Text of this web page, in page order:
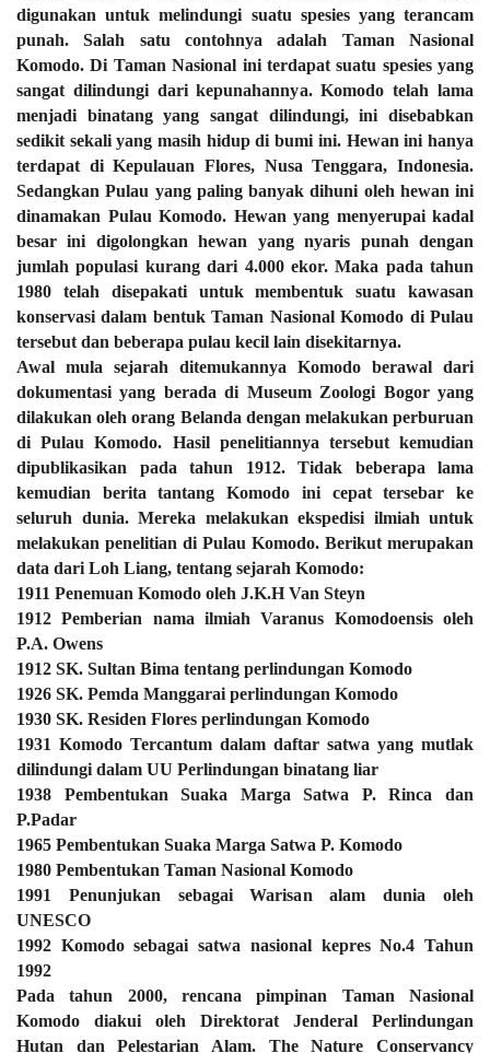
digunakan untuk melindungi suatu spesies yang terancam
punah. Salah satu contohnya adalah Taman Nasional
Komodo. Di Taman Nasional ini terdapat suatu spesies yang
sangat dilindungi dari kepunahannya. Komodo telah lama
menjadi binatang yang sangat dilindungi, ini disebabkan
sedikit sekali yang masih hidup di bumi ini. Hewan ini hanya
terdapat di Kepulauan Flores, Nusa Tenggara, Indonesia.
Sedangkan Pulau yang paling banyak dihuni oleh hewan ini
dinamakan Pulau Komodo. Hewan yang menyerupai kadal
besar ini digolongkan hewan yang nyaris punah dengan
jumlah populasi kurang dari 4.000 ekor. Maka pada tahun
1980 telah disepakati untuk membentuk suatu kawasan
konservasi dalam bentuk Taman Nasional Komodo di Pulau
tersebut dan beberapa pulau kecil lain disekitarnya.
Awal mula sejarah ditemukannya Komodo berawal dari
dokumentasi yang berada di Museum Zoologi Bogor yang
dilakukan oleh orang Belanda dengan melakukan perburuan
di Pulau Komodo. Hasil penelitiannya tersebut kemudian
dipublikasikan pada tahun 1912. Tidak beberapa lama
kemudian berita tantang Komodo ini cepat tersebar ke
seluruh dunia. Mereka melakukan ekspedisi ilmiah untuk
melakukan penelitian di Pulau Komodo. Berikut merupakan
data dari Loh Liang, tentang sejarah Komodo:
1911 Penemuan Komodo oleh J.K.H Van Steyn
1912 Pemberian nama ilmiah Varanus Komodoensis oleh
P.A. Owens
1912 SK. Sultan Bima tentang perlindungan Komodo
1926 SK. Pemda Manggarai perlindungan Komodo
1930 SK. Residen Flores perlindungan Komodo
1931 Komodo Tercantum dalam daftar satwa yang mutlak
dilindungi dalam UU Perlindungan binatang liar
1938 Pembentukan Suaka Marga Satwa P. Rinca dan
P.Padar
1965 Pembentukan Suaka Marga Satwa P. Komodo
1980 Pembentukan Taman Nasional Komodo
1991 Penunjukan sebagai Warisan alam dunia oleh
UNESCO
1992 Komodo sebagai satwa nasional kepres No.4 Tahun
1992
Pada tahun 2000, rencana pimpinan Taman Nasional
Komodo diakui oleh Direktorat Jenderal Perlindungan
Hutan dan Pelestarian Alam. The Nature Conservancy